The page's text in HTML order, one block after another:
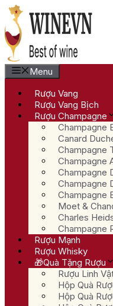
Chuyển
đến
nội
dung
Menu
Rượu Vang
Rượu Vang Bịch
Rượu Champagne
Champagne
Canard
Champagne
Champagne
Champagne
Champagne
Champagne
Moet &
Charles
Champagne
Rượu Mạnh
Rượu Whisky
🎁Quà Tặng Rượu
Rượu Linh
Hộp Quà
Hộp Quà